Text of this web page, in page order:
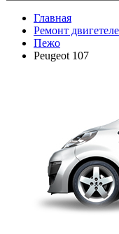
Главная
Ремонт
Пежо
Peugeot 107